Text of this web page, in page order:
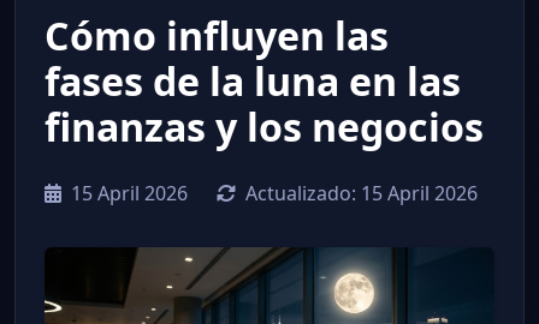
Cómo influyen las
fases de la luna en las
finanzas y los negocios
15 April 2026 Actualizado: 15 April 2026